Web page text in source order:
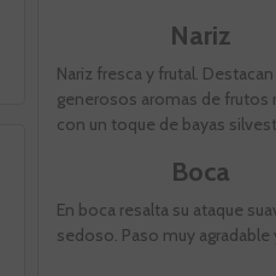
Nariz
Nariz fresca y frutal. Destacan
generosos aromas de frutos
con un toque de bayas
Boca
En boca resalta su ataque
sedoso. Paso muy agradable